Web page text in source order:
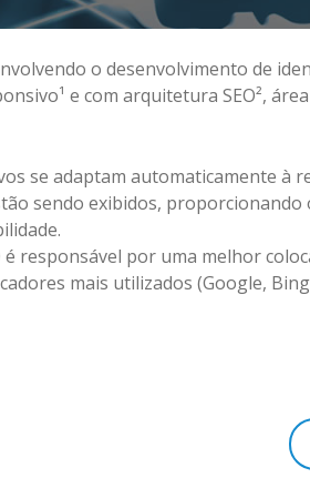
o desenvolvimento de
e com arquitetura SEO²,
se adaptam automaticamente à
sendo exibidos, proporcionando
é responsável por uma melhor
mais utilizados (Google,